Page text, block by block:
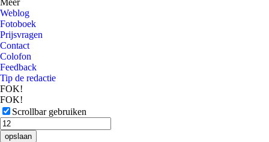
Meer
Weblog
Fotoboek
Prijsvragen
Contact
Colofon
Feedback
Tip de redactie
FOK!
FOK!
Scrollbar gebruiken
opslaan